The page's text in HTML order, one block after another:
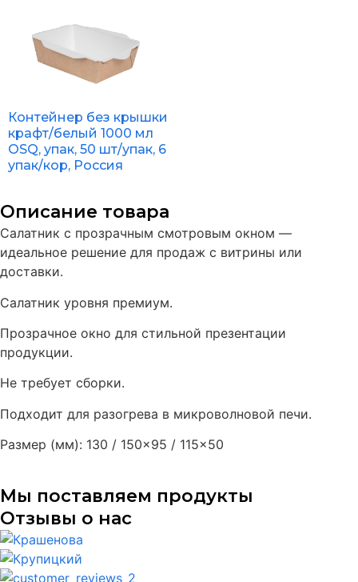
Контейнер без крышки
крафт/белый 1000 мл
OSQ, упак, 50 шт/упак, 6
упак/кор, Россия
Описание товара
Салатник с прозрачным смотровым окном —
идеальное решение для продаж с витрины или
доставки.
Салатник уровня премиум.
Прозрачное окно для стильной презентации
продукции.
Не требует сборки.
Подходит для разогрева в микроволновой печи.
Размер (мм): 130 / 150×95 / 115×50
Мы поставляем продукты
Отзывы о нас